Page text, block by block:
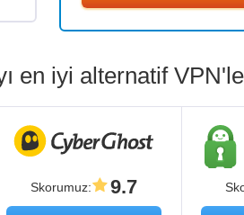
en iyi alternatif
Skorumuz: 9.7